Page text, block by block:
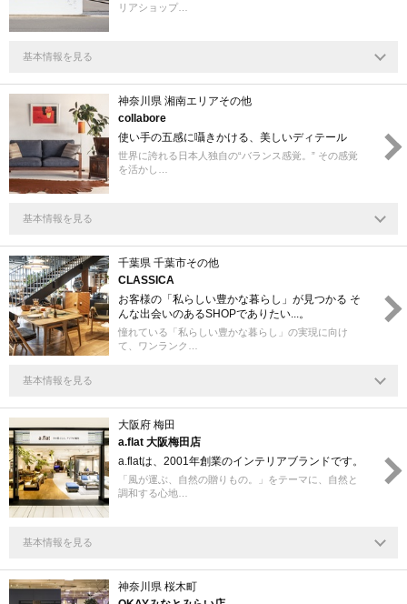
リアショップ…
基本情報を見る
神奈川県 湘南エリアその他
collabore
使い手の五感に囁きかける、美しいディテール
世界に誇れる日本人独自の“バランス感覚。” その感覚
を活かし…
基本情報を見る
千葉県 千葉市その他
CLASSICA
お客様の「私らしい豊かな暮らし」が見つかる そ
んな出会いのあるSHOPでありたい...。
憧れている「私らしい豊かな暮らし」の実現に向け
て、ワンランク…
基本情報を見る
大阪府 梅田
a.flat 大阪梅田店
a.flatは、2001年創業のインテリアブランドです。
「風が運ぶ、自然の贈りもの。」をテーマに、自然と
調和する心地…
基本情報を見る
神奈川県 桜木町